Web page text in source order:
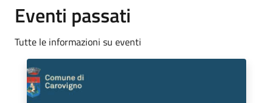
Eventi passati
Tutte le informazioni su eventi